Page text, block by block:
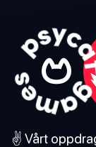
✌️ Vårt